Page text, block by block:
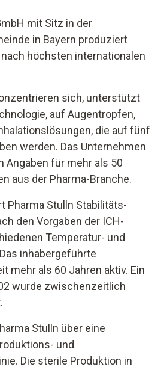
mit Sitz in der
in Bayern produziert
höchsten internationalen
sich, unterstützt
auf Augentropfen,
die auf fünf
werden. Das Unternehmen
Angaben für mehr als 50
aus der Pharma-Branche.
Pharma Stulln Stabilitäts-
den Vorgaben der ICH-
Temperatur- und
inhabergeführte
mehr als 60 Jahren aktiv. Ein
wurde zwischenzeitlich
Stulln über eine
und
Die sterile Produktion in